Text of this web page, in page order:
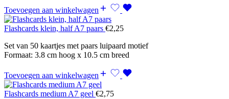
Toevoegen aan winkelwagen
Flashcards klein, half A7 paars €2,25
Set van 50 kaartjes met paars luipaard motief
Formaat: 3.8 cm hoog x 10.5 cm breed
Toevoegen aan winkelwagen
Flashcards medium A7 geel €2,75